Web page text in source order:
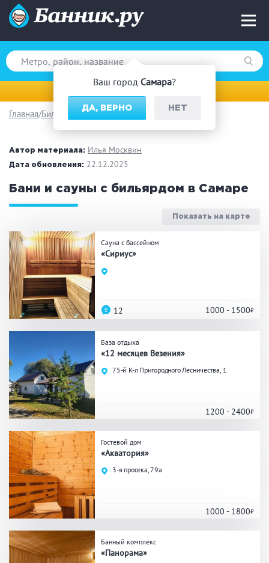
Ваш город Самара?
ДА, ВЕРНО НЕТ
Вид парной
Русская баня
Финская сауна
Поводы
Загородный отдых
Праздник/Корпоратив
Вместимость
до 10 человек
от 10 до 20 человек
от 20 человек
Массаж
Кедровая бочка
Парильщик/ банщик
СПА
Гидромассаж
Общие
Главная Бильярд
Автор материала: Илья Москвин
Дата обновления: 22.12.2025
Бани и сауны с бильярдом в Самаре
Показать на карте
Сауна с бассейном
«Сириус»
1000 - 1500
12
База отдыха
«12 месяцев Везения»
75-й К-л Пригородного Лесничества, 1
1200 - 2400
Гостевой дом
«Акватория»
3-я просека, 79а
1000 - 1800
Банный комплекс
«Панорама»